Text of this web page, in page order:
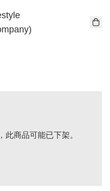
此商品可能已下架。